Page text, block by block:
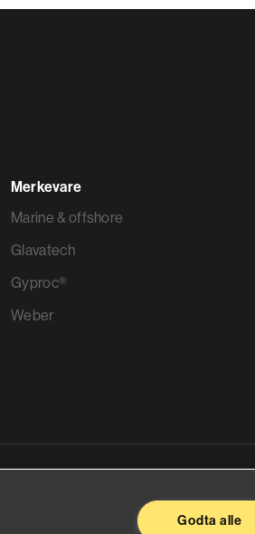
Merkevare
Marine & offshore
Glavatech
Gyproc®
Weber
Godta alle